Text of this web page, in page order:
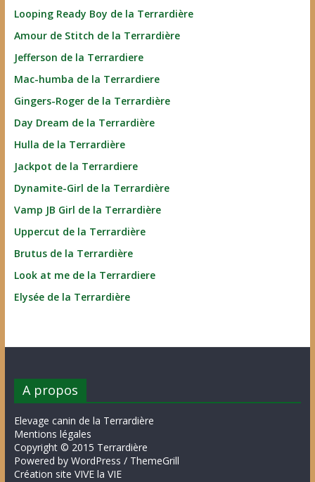
Looping Ready Boy de la Terrardière
Amour de Stitch de la Terrardière
Jefferson de la Terrardiere
Mac-humba de la Terrardiere
Gingers-Roger de la Terrardière
Day Dream de la Terrardière
Hulla de la Terrardière
Jackpot de la Terrardiere
Dynamite-Girl de la Terrardière
Vamp JB Girl de la Terrardière
Uppercut de la Terrardière
Brutus de la Terrardière
Look at me de la Terrardiere
Elysée de la Terrardière
A propos
Elevage canin de la Terrardière
Mentions légales
Copyright © 2015 Terrardière
Powered by WordPress / ThemeGrill
Création site VIVE la VIE